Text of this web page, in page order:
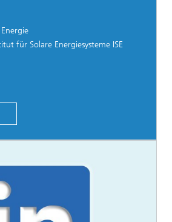
für Solare Energiesysteme ISE